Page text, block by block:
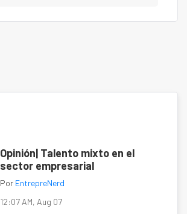
Opinión| Talento mixto en el
sector empresarial
Por EntrepreNerd
12:07 AM, Aug 07